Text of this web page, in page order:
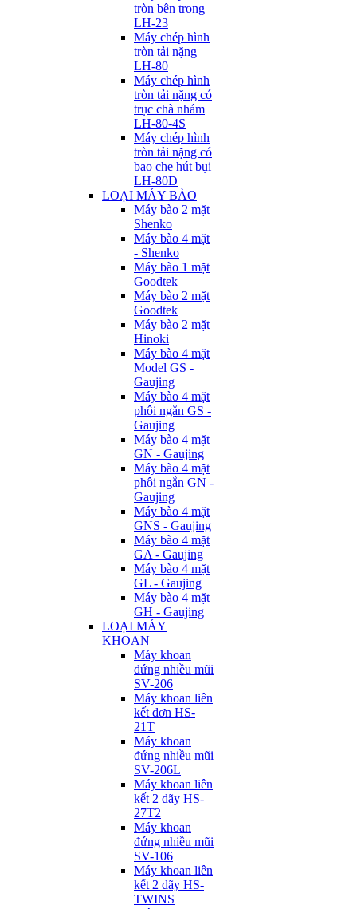
tròn bên trong
LH-23
Máy chép hình
tròn tải nặng
LH-80
Máy chép hình
tròn tải nặng có
trục chà nhám
LH-80-4S
Máy chép hình
tròn tải nặng có
bao che hút bụi
LH-80D
LOẠI MÁY BÀO
Máy bào 2 mặt
Shenko
Máy bào 4 mặt
- Shenko
Máy bào 1 mặt
Goodtek
Máy bào 2 mặt
Goodtek
Máy bào 2 mặt
Hinoki
Máy bào 4 mặt
Model GS -
Gaujing
Máy bào 4 mặt
phôi ngắn GS -
Gaujing
Máy bào 4 mặt
GN - Gaujing
Máy bào 4 mặt
phôi ngắn GN -
Gaujing
Máy bào 4 mặt
GNS - Gaujing
Máy bào 4 mặt
GA - Gaujing
Máy bào 4 mặt
GL - Gaujing
Máy bào 4 mặt
GH - Gaujing
LOẠI MÁY
KHOAN
Máy khoan
đứng nhiều mũi
SV-206
Máy khoan liên
kết đơn HS-
21T
Máy khoan
đứng nhiều mũi
SV-206L
Máy khoan liên
kết 2 dãy HS-
27T2
Máy khoan
đứng nhiều mũi
SV-106
Máy khoan liên
kết 2 dãy HS-
TWINS